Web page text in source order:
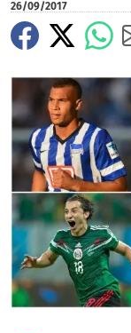
26/09/2017